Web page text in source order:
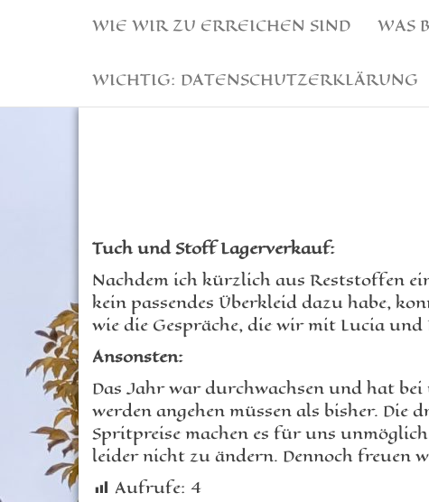
WIE WIR ZU ERREICHEN SIND WAS
WICHTIG: DATENSCHUTZERKLÄRUNG
Tuch und Stoff Lagerverkauf:
Nachdem ich kürzlich aus Reststoffen
kein passendes Überkleid dazu habe,
wie die Gespräche, die wir mit Lucia
Ansonsten:
Das Jahr war durchwachsen und hat
werden angehen müssen als bisher. Die
Spritpreise machen es für uns
leider nicht zu ändern. Dennoch freuen
Aufrufe: 4